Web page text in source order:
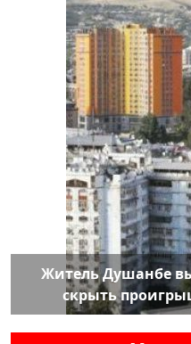
Житель Душанбе
скрыть